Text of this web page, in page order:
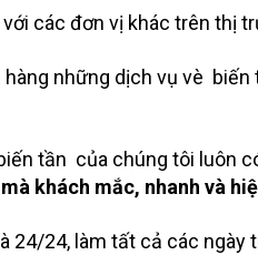
các đơn vị khác trên thị
những dịch vụ vè
tần của chúng tôi luôn
khách mắc, nhanh và
24/24, làm tất cả các ngày